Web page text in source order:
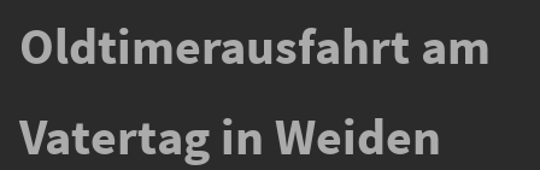
Oldtimerausfahrt am
Vatertag in Weiden